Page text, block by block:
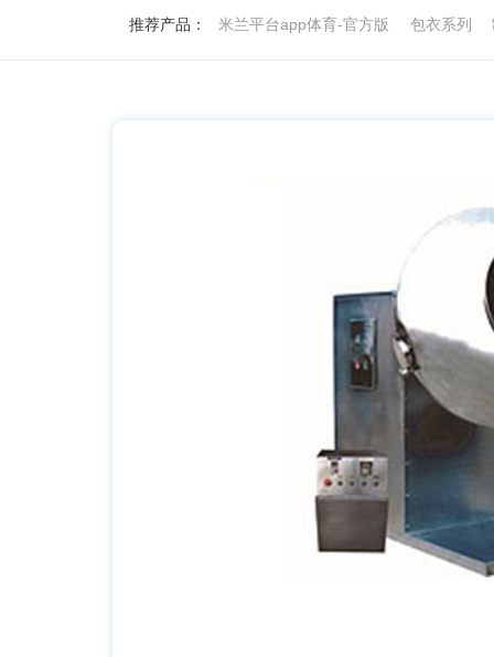
推荐产品： 米兰平台app体育-官方版 包衣系列